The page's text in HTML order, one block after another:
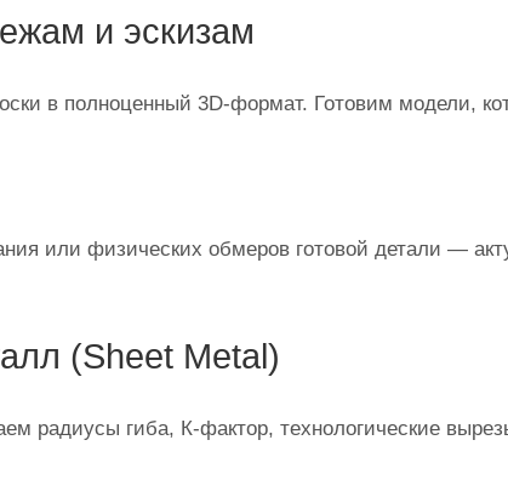
и эскизам
в полноценный 3D‑формат. Готовим модели,
или физических обмеров готовой детали —
(Sheet Metal)
радиусы гиба, К‑фактор, технологические